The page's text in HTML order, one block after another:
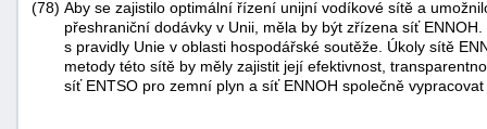
(78) Aby se zajistilo optimální řízení unijní vodíkové sítě a
přeshraniční dodávky v Unii, měla by být zřízena síť
s pravidly Unie v oblasti hospodářské soutěže. Úkoly sítě
metody této sítě by měly zajistit její efektivnost,
síť ENTSO pro zemní plyn a síť ENNOH společně